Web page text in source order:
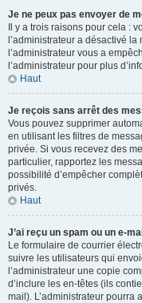
Je ne peux pas envoyer de
Il y a trois raisons pour cela :
l’administrateur a désactivé
l’administrateur vous a
l’administrateur pour plus
Haut
Je reçois sans arrêt des
Vous pouvez supprimer
en utilisant les filtres de
privée. Si vous recevez des
particulier, rapportez les
possibilité d’empêcher
privés.
Haut
J’ai reçu un spam ou un e-
Le formulaire de courrier
suivre les utilisateurs qui
l’administrateur une copie
d’inclure les en-têtes (ils
mail). L’administrateur pourra